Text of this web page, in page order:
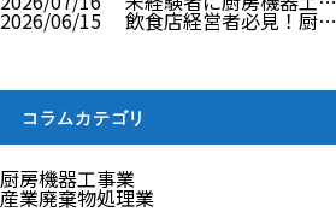
2026/06/15 飲食店経営者必見！厨…
コラムカテゴリ
厨房機器工事業
産業廃棄物処理業